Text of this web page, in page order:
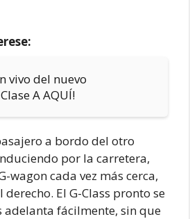
vivo del nuevo
A AQUÍ!
a bordo del otro
por la carretera,
wagon cada vez más cerca,
El G-Class pronto se
adelanta fácilmente, sin que